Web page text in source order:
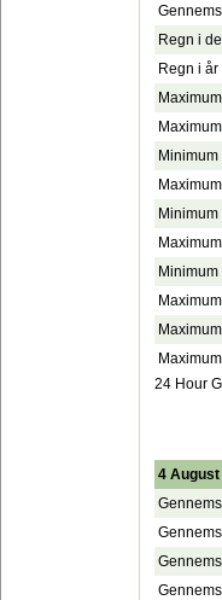
Regn i
Regn i år
Minimum
24 Hour
4